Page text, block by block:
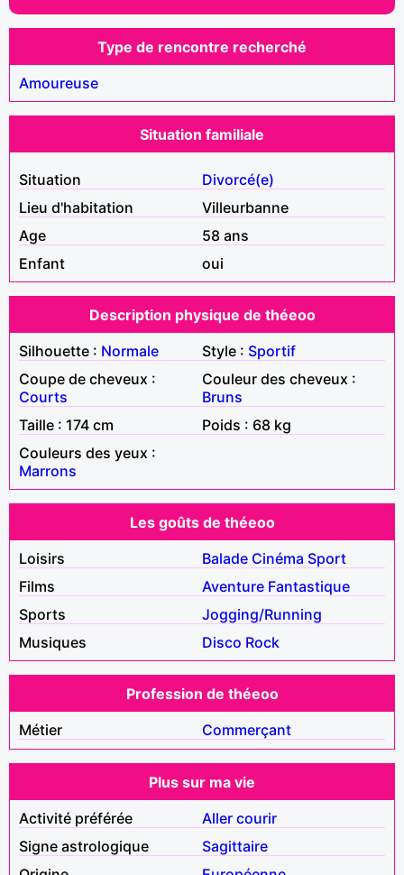
Type de rencontre recherché
Amoureuse
Situation familiale
Situation
Divorcé(e)
Lieu d'habitation
Villeurbanne
Age
58 ans
Enfant
oui
Description physique de théeoo
Silhouette : Normale Style : Sportif
Coupe de cheveux :
Courts
Couleur des cheveux :
Bruns
Taille : 174 cm
Poids : 68 kg
Couleurs des yeux :
Marrons
Les goûts de théeoo
Loisirs
Balade Cinéma Sport
Films
Aventure Fantastique
Sports
Jogging/Running
Musiques
Disco Rock
Profession de théeoo
Métier
Commerçant
Plus sur ma vie
Activité préférée
Aller courir
Signe astrologique
Sagittaire